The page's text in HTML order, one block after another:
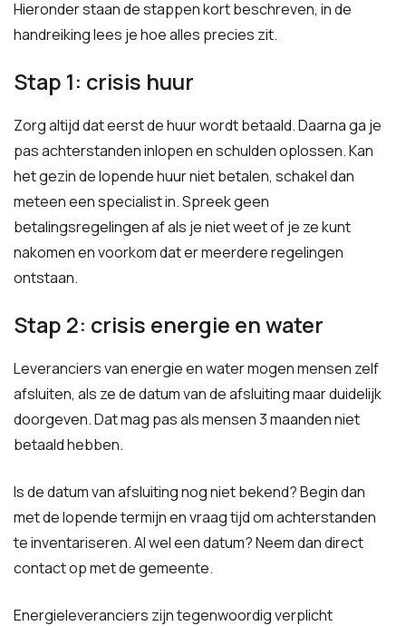
Hieronder staan de stappen kort beschreven, in de
handreiking lees je hoe alles precies zit.
Stap 1: crisis huur
Zorg altijd dat eerst de huur wordt betaald. Daarna ga je
pas achterstanden inlopen en schulden oplossen. Kan
het gezin de lopende huur niet betalen, schakel dan
meteen een specialist in. Spreek geen
betalingsregelingen af als je niet weet of je ze kunt
nakomen en voorkom dat er meerdere regelingen
ontstaan.
Stap 2: crisis energie en water
Leveranciers van energie en water mogen mensen zelf
afsluiten, als ze de datum van de afsluiting maar duidelijk
doorgeven. Dat mag pas als mensen 3 maanden niet
betaald hebben.
Is de datum van afsluiting nog niet bekend? Begin dan
met de lopende termijn en vraag tijd om achterstanden
te inventariseren. Al wel een datum? Neem dan direct
contact op met de gemeente.
Energieleveranciers zijn tegenwoordig verplicht